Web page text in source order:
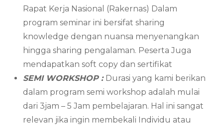
Rapat Kerja Nasional (Rakernas) Dalam
program seminar ini bersifat sharing
knowledge dengan nuansa menyenangkan
hingga sharing pengalaman. Peserta Juga
mendapatkan soft copy dan sertifikat
SEMI WORKSHOP : Durasi yang kami berikan
dalam program semi workshop adalah mulai
dari 3jam – 5 Jam pembelajaran. Hal ini sangat
relevan jika ingin membekali Individu atau